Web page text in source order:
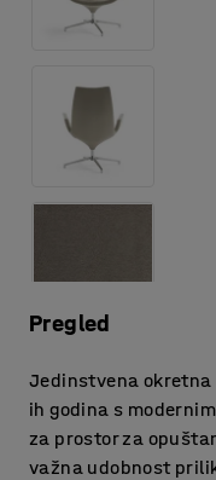
Pregled
Jedinstvena
ih godina s
za prostor za
važna udobnost